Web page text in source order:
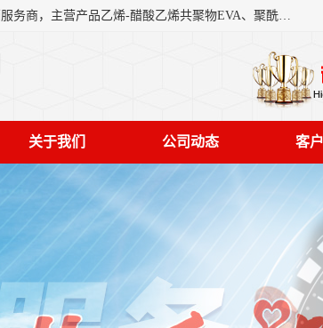
东莞市恒屹国际贸易有限公司（简称：恒屹国际）是一家石化原料综合营销服务商，主营产品乙烯-醋酸乙烯共聚物EVA、聚酰胺PA（尼龙）、醚酯型热塑弹性体TPEE等，公司秉承以市场为导向的战略思想，致力于大宗石化原料在中国市场的营销服务业务，为客户提供一站式的全面服务。
关于我们 公司动态 客